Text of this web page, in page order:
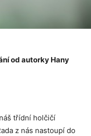
od autorky Hany
třídní holčičí
z nás nastoupí do